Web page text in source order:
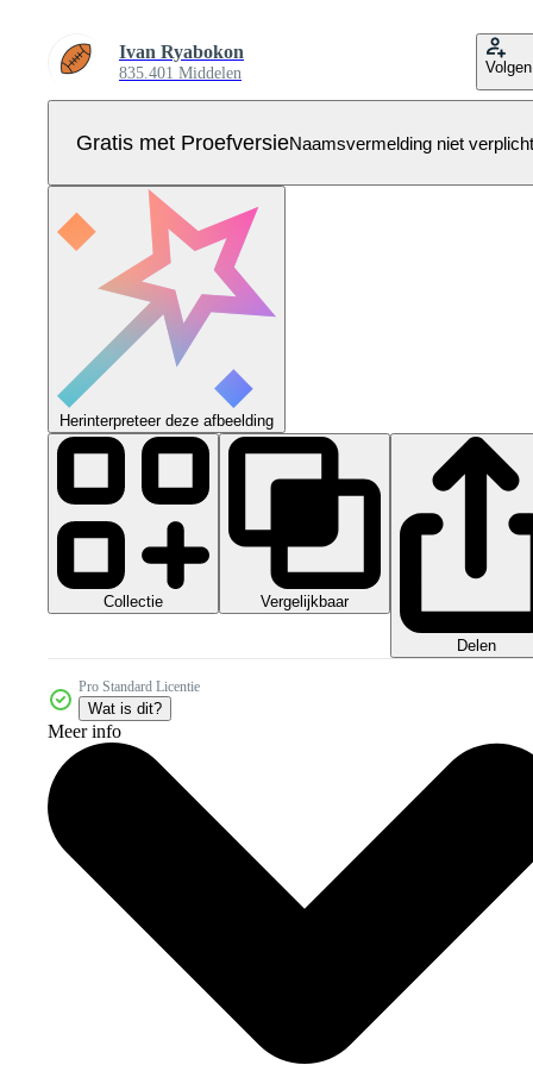
Ivan Ryabokon
835.401 Middelen Volgen
Gratis met ProefversieNaamsvermelding niet verplicht
Herinterpreteer deze afbeelding
Collectie Vergelijkbaar
Delen
Pro Standard Licentie
Wat is dit?
Meer info